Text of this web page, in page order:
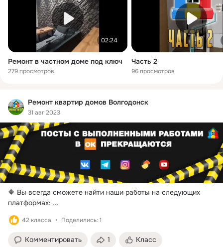
02:24
Ремонт в частном доме под ключ
279 просмотров
Часть 2
96 просмотров
Ремонт квартир домов Волгодонск
31 авг 2023
🔶 Вы всегда сможете найти наши работы на следующих
платформах: ...
42 класса Поделились: 1
Комментировать 1 Класс